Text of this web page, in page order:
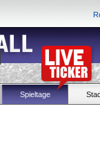
Spieltage